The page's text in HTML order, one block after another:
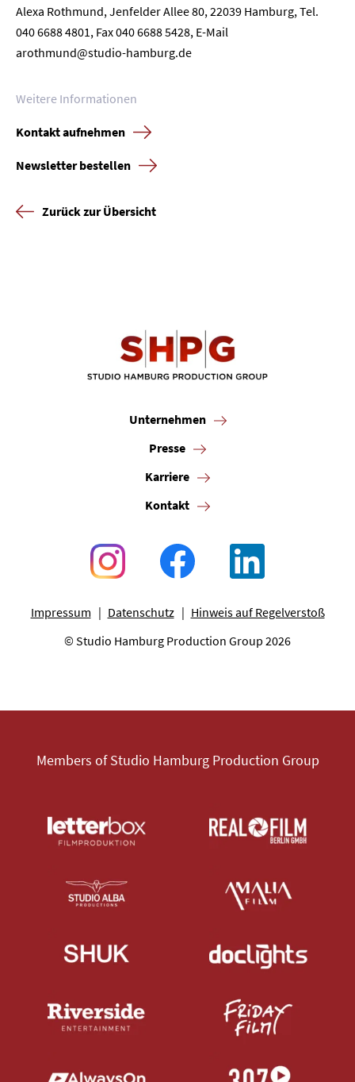
Alexa Rothmund, Jenfelder Allee 80, 22039 Hamburg, Tel.
040 6688 4801, Fax 040 6688 5428, E-Mail
arothmund@studio-hamburg.de
Weitere Informationen
Kontakt aufnehmen
Newsletter bestellen
Zurück zur Übersicht
Unternehmen
Presse
Karriere
Kontakt
Impressum Datenschutz
Hinweis auf Regelverstoß
© Studio Hamburg Production Group 2026
Members of Studio Hamburg Production Group